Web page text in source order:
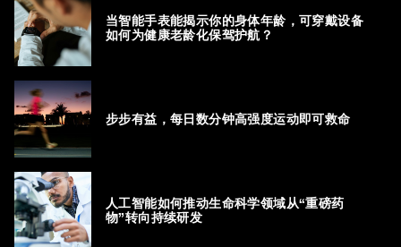
当智能手表能揭示你的身体年龄，可穿戴设备
如何为健康老龄化保驾护航？
步步有益，每日数分钟高强度运动即可救命
人工智能如何推动生命科学领域从“重磅药
物”转向持续研发